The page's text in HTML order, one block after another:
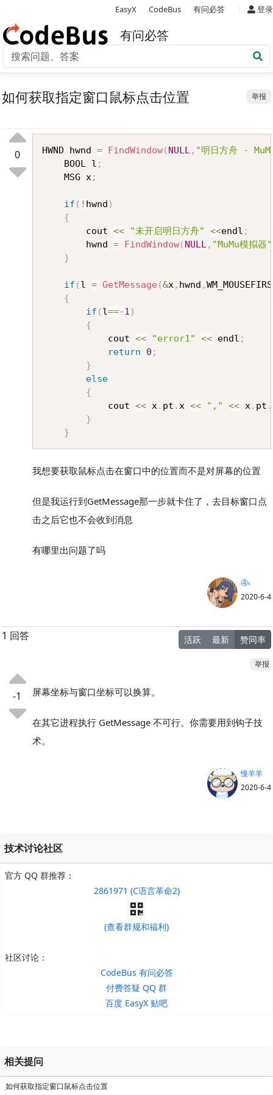
EasyX CodeBus 有问必答 登录
有问必答
举报
如何获取指定窗口鼠标点击位置
0 HWND hwnd = FindWindow( NULL , "明日方舟 -
	BOOL l
;
	MSG x
;
if ( ! hwnd )
{
		cout
<< "未开启明日方舟" <<endl ;
		hwnd
= FindWindow( NULL , "MuMu模拟器"
}
if ( l = GetMessage(&x , hwnd ,
{
if ( l==-1 )
{
			cout
<< "error1" << endl ;
return
0 ;
}
else
{
			cout
<< x . pt . x << "," << x . pt .
}
}
Copy
我想要获取鼠标点击在窗口中的位置而不是对屏幕的位置
但是我运行到GetMessage那一步就卡住了，去目标窗口点
击之后它也不会收到消息
有哪里出问题了吗
④‹
2020-6-4
1 回答 活跃 最新 赞同率
举报
-1 屏幕坐标与窗口坐标可以换算。
在其它进程执行 GetMessage 不可行。你需要用到钩子技
术。
慢羊羊
2020-6-4
技术讨论社区
官方 QQ 群推荐：
2861971 (C语言革命2)
(查看群规和福利)
社区讨论：
CodeBus 有问必答
付费答疑 QQ 群
百度 EasyX 贴吧
相关提问
如何获取指定窗口鼠标点击位置